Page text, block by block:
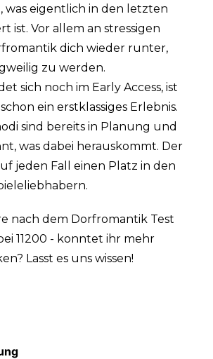
was eigentlich in den letzten
ist. Vor allem an stressigen
dich wieder runter,
zu werden.
sich noch im Early Access, ist
ein erstklassiges Erlebnis.
sind bereits in Planung und
was dabei herauskommt. Der
jeden Fall einen Platz in den
nach dem Dorfromantik Test
11200 - konntet ihr mehr
Lasst es uns wissen!